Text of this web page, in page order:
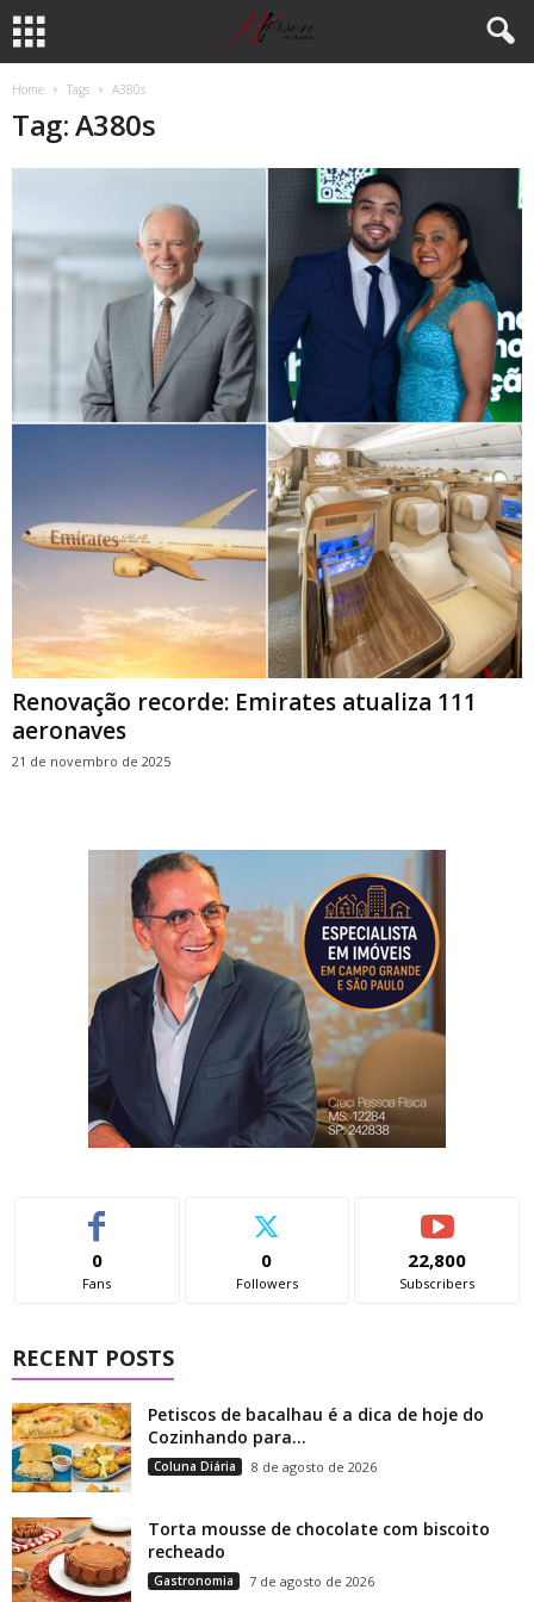
Home Tags A380s
Tag: A380s
Renovação recorde: Emirates atualiza 111
aeronaves
21 de novembro de 2025
0
Fans
0
Followers
22,800
Subscribers
RECENT POSTS
Petiscos de bacalhau é a dica de hoje do
Cozinhando para...
Coluna Diária 8 de agosto de 2026
Torta mousse de chocolate com biscoito
recheado
Gastronomia 7 de agosto de 2026